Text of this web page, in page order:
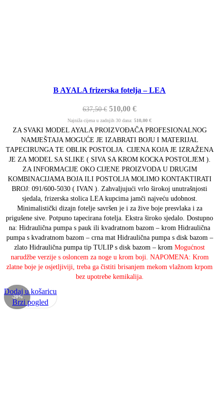
B AYALA frizerska fotelja – LEA
637,50€ 510,00 €
Najniža cijena u zadnjih 30 dana: 510,00 €
ZA SVAKI MODEL AYALA PROIZVOĐAČA PROFESIONALNOG
NAMJEŠTAJA MOGUĆE JE IZABRATI BOJU I MATERIJAL
TAPECIRUNGA TE OBLIK POSTOLJA. CIJENA KOJA JE IZRAŽENA
JE ZA MODEL SA SLIKE ( SIVA SA KROM KOCKA POSTOLJEM ).
ZA INFORMACIJE OKO CIJENE PROIZVODA U DRUGIM
KOMBINACIJAMA BOJA ILI POSTOLJA MOLIMO KONTAKTIRATI
BROJ: 091/600-5030 ( IVAN ). Zahvaljujući vrlo širokoj unutrašnjosti
sjedala, frizerska stolica LEA kupcima jamči najveću udobnost.
Minimalistički dizajn fotelje savršen je i za žive boje presvlaka i za
prigušene sive. Potpuno tapecirana fotelja. Ekstra široko sjedalo. Dostupno
na: Hidraulična pumpa s pauk ili kvadratnom bazom – krom Hidraulična
pumpa s kvadratnom bazom – crna mat Hidraulična pumpa s disk bazom –
zlato Hidraulična pumpa tip TULIP s disk bazom – krom Mogućnost
narudžbe verzije s osloncem za noge u krom boji. NAPOMENA: Krom
zlatne boje je osjetljiviji, treba ga čistiti brisanjem mekom vlažnom krpom
bez upotrebe kemikalija.
-20%
Dodaj u košaricu
Brzi pogled